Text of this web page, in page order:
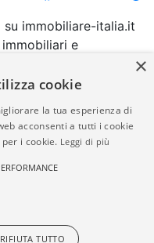
su immobiliare-italia.it
e
da parte di
immobiliare-italia.it
veridicità, della
normativa in
aspetto dei
Powered by
×
cookie
la tua esperienza di
acconsenti a tutti i cookie
i cookie. Leggi di più
RIFIUTA TUTTO